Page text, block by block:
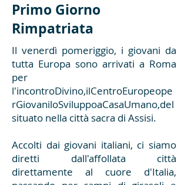
Primo Giorno
Rimpatriata
Il venerdì pomeriggio, i giovani da
tutta Europa sono arrivati a Roma
per
l'incontroDivino,ilCentroEuropeope
rGiovaniloSviluppoaCasaUmano,del
situato nella città sacra di Assisi.
Accolti dai giovani italiani, ci siamo
diretti dall'affollata città
direttamente al cuore d'Italia,